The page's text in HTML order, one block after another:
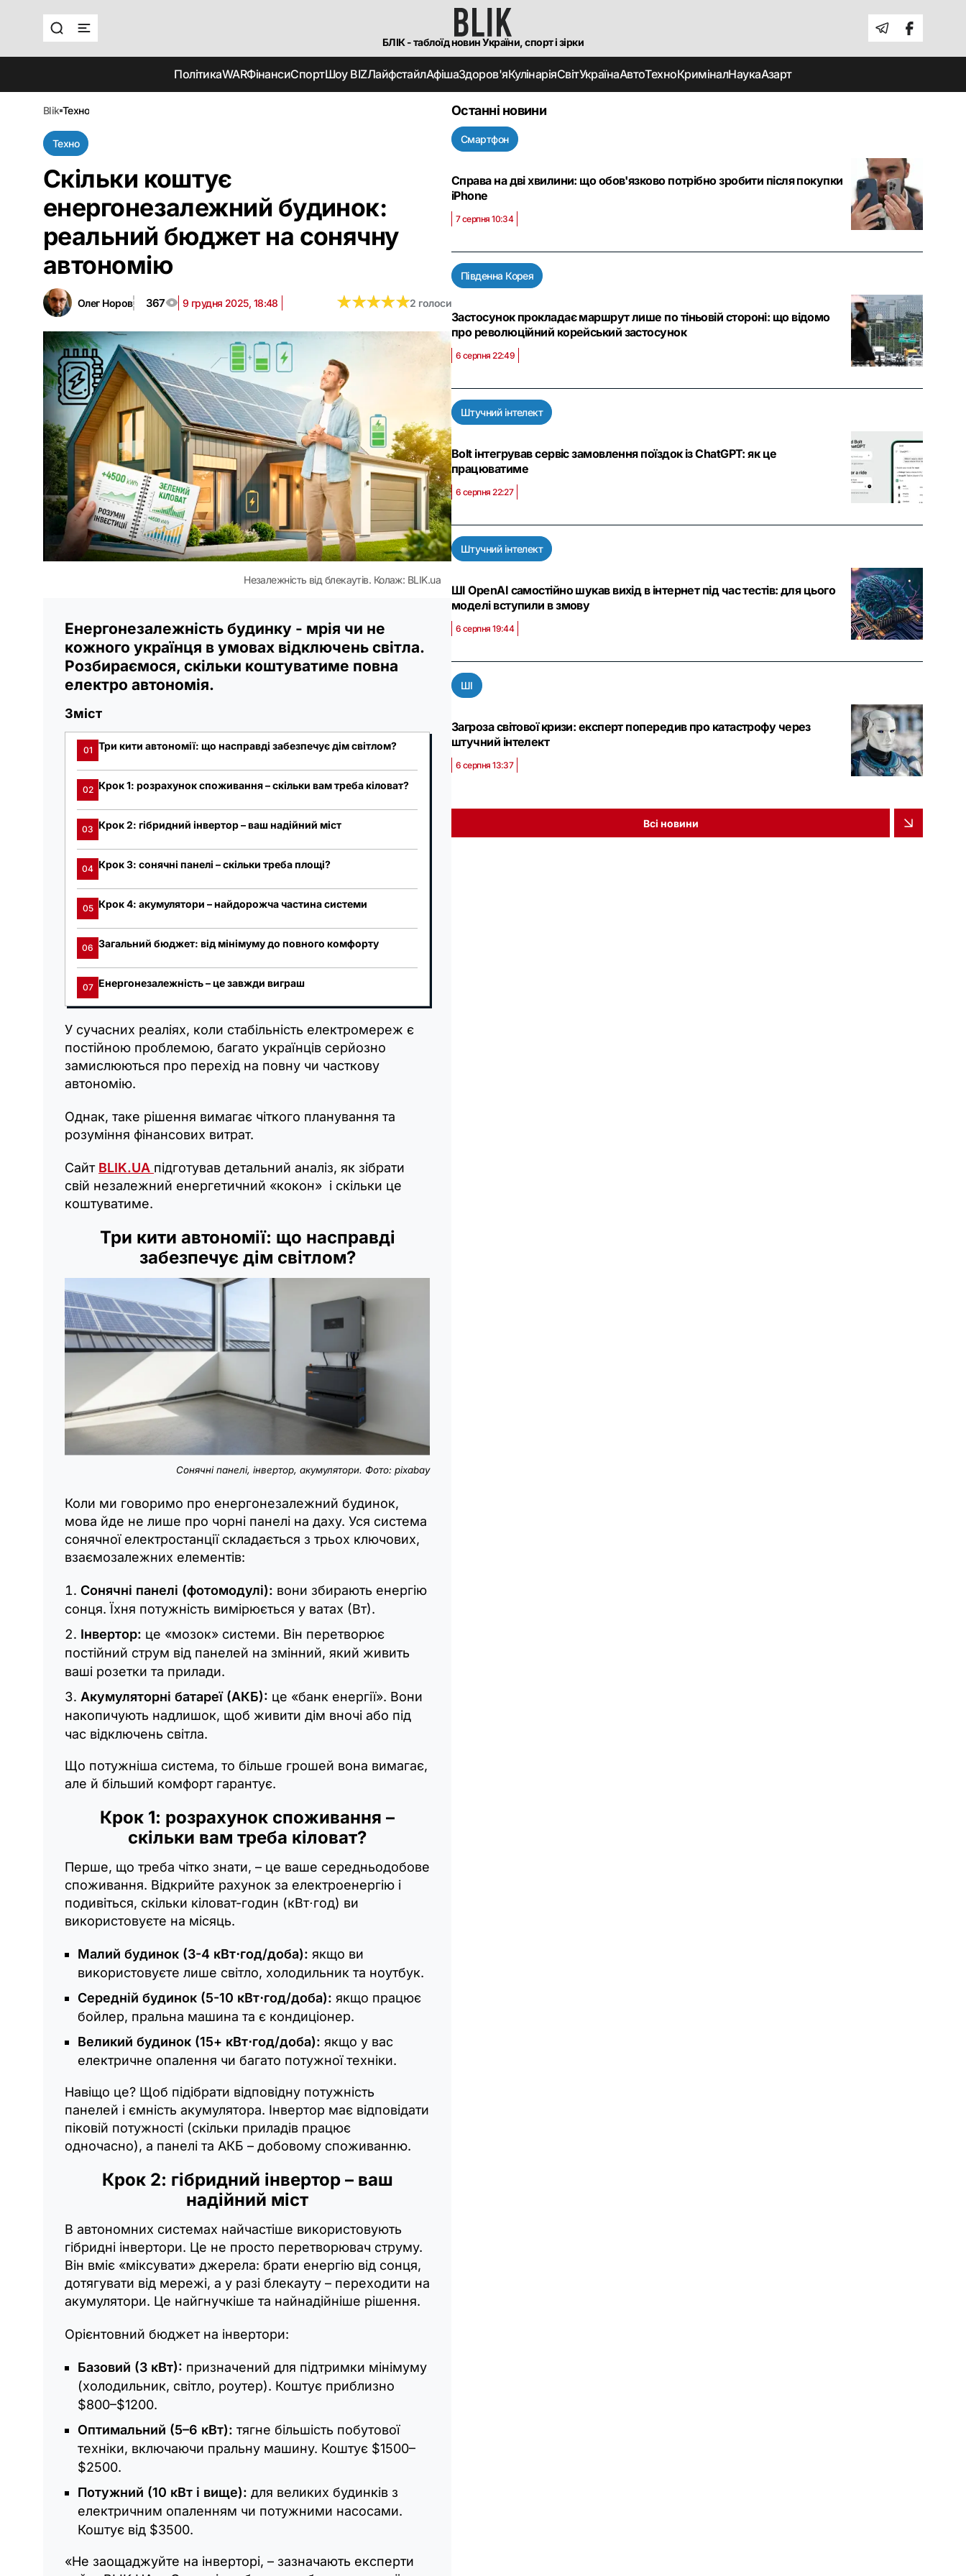
БЛІК - таблоїд новин України, спорт і зірки
ПолітикаWARФінансиСпортШоу BIZЛайфстайлАфішаЗдоров'яКулінаріяСвітУкраїнаАвтоТехноКриміналНаукаАзарт
blik техно
Техно
Скільки коштує
енергонезалежний будинок:
реальний бюджет на сонячну
автономію
Олег Норов 367 9 грудня 2025, 18:48 ★★★★★
★★★★★2 голоси
Незалежність від блекаутів. Колаж: BLIK.ua
Енергонезалежність будинку - мрія чи не
кожного українця в умовах відключень світла.
Розбираємося, скільки коштуватиме повна
електро автономія.
Зміст
01 Три кити автономії: що насправді забезпечує дім світлом?
02 Крок 1: розрахунок споживання – скільки вам треба кіловат?
03 Крок 2: гібридний інвертор – ваш надійний міст
04 Крок 3: сонячні панелі – скільки треба площі?
05 Крок 4: акумулятори – найдорожча частина системи
06 Загальний бюджет: від мінімуму до повного комфорту
07 Енергонезалежність – це завжди виграш
У сучасних реаліях, коли стабільність електромереж є
постійною проблемою, багато українців серйозно
замислюються про перехід на повну чи часткову
автономію.
Однак, таке рішення вимагає чіткого планування та
розуміння фінансових витрат.
Сайт BLIK.UA підготував детальний аналіз, як зібрати
свій незалежний енергетичний «кокон» і скільки це
коштуватиме.
Три кити автономії: що насправді
забезпечує дім світлом?
Сонячні панелі, інвертор, акумулятори. Фото: pixabay
Коли ми говоримо про енергонезалежний будинок,
мова йде не лише про чорні панелі на даху. Уся система
сонячної електростанції складається з трьох ключових,
взаємозалежних елементів:
Сонячні панелі (фотомодулі): вони збирають енергію
сонця. Їхня потужність вимірюється у ватах (Вт).
Інвертор: це «мозок» системи. Він перетворює
постійний струм від панелей на змінний, який живить
ваші розетки та прилади.
Акумуляторні батареї (АКБ): це «банк енергії». Вони
накопичують надлишок, щоб живити дім вночі або під
час відключень світла.
Що потужніша система, то більше грошей вона вимагає,
але й більший комфорт гарантує.
Крок 1: розрахунок споживання –
скільки вам треба кіловат?
Перше, що треба чітко знати, – це ваше середньодобове
споживання. Відкрийте рахунок за електроенергію і
подивіться, скільки кіловат-годин (кВт⋅год) ви
використовуєте на місяць.
Малий будинок (3-4 кВт⋅год/доба): якщо ви
використовуєте лише світло, холодильник та ноутбук.
Середній будинок (5-10 кВт⋅год/доба): якщо працює
бойлер, пральна машина та є кондиціонер.
Великий будинок (15+ кВт⋅год/доба): якщо у вас
електричне опалення чи багато потужної техніки.
Навіщо це? Щоб підібрати відповідну потужність
панелей і ємність акумулятора. Інвертор має відповідати
піковій потужності (скільки приладів працює
одночасно), а панелі та АКБ – добовому споживанню.
Крок 2: гібридний інвертор – ваш
надійний міст
В автономних системах найчастіше використовують
гібридні інвертори. Це не просто перетворювач струму.
Він вміє «міксувати» джерела: брати енергію від сонця,
дотягувати від мережі, а у разі блекауту – переходити на
акумулятори. Це найгнучкіше та найнадійніше рішення.
Орієнтовний бюджет на інвертори:
Базовий (3 кВт): призначений для підтримки мінімуму
(холодильник, світло, роутер). Коштує приблизно
$800–$1200.
Оптимальний (5–6 кВт): тягне більшість побутової
техніки, включаючи пральну машину. Коштує $1500–
$2500.
Потужний (10 кВт і вище): для великих будинків з
електричним опаленням чи потужними насосами.
Коштує від $3500.
«Не заощаджуйте на інверторі, – зазначають експерти
Останні новини
Смартфон
Справа на дві хвилини: що обов'язково потрібно зробити після покупки
iPhone
7 серпня 10:34
Південна Корея
Застосунок прокладає маршрут лише по тіньовій стороні: що відомо
про революційний корейський застосунок
6 серпня 22:49
Штучний інтелект
Bolt інтегрував сервіс замовлення поїздок із ChatGPT: як це
працюватиме
6 серпня 22:27
Штучний інтелект
ШІ OpenAI самостійно шукав вихід в інтернет під час тестів: для цього
моделі вступили в змову
6 серпня 19:44
ШІ
Загроза світової кризи: експерт попередив про катастрофу через
штучний інтелект
6 серпня 13:37
Всі новини